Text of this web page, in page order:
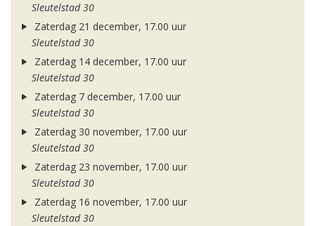
Sleutelstad 30
Zaterdag 21 december, 17.00 uur
Sleutelstad 30
Zaterdag 14 december, 17.00 uur
Sleutelstad 30
Zaterdag 7 december, 17.00 uur
Sleutelstad 30
Zaterdag 30 november, 17.00 uur
Sleutelstad 30
Zaterdag 23 november, 17.00 uur
Sleutelstad 30
Zaterdag 16 november, 17.00 uur
Sleutelstad 30